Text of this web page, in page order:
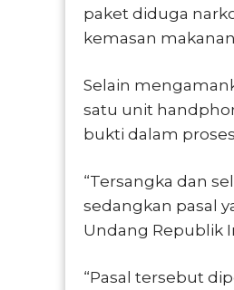
paket diduga
kemasan
Selain
satu unit
bukti dalam
“Tersangka dan
sedangkan pasal
Undang Republik
“Pasal tersebut